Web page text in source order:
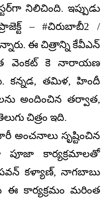
నిలిచింది. ఇప్పుడు
– #చిరుబాబీ2 /
ఈ చిత్రాన్ని కేవీఎన్
వెంకట్ కె నారాయణ
కన్నడ, తమిళ, హిందీ
అందించిన తర్వాత,
చిత్రం ఇది.
అంచనాలు సృష్టించిన
పూజా కార్యక్రమాలతో
కళ్యాణ్, నాగబాబు
ఈ కార్యక్రమం మరింత